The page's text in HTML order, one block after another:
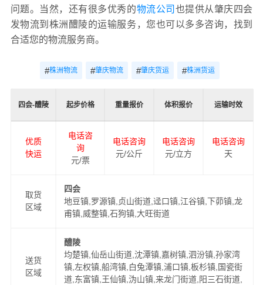
问题。当然，还有很多优秀的物流公司 也提供从肇庆四会
发物流到株洲醴陵的运输服务，您也可以多多咨询，找到
合适您的物流服务商。
#株洲物流 #肇庆物流 #肇庆货运 #株洲货运
四会-醴陵 起步价格 重量报价 体积报价 运输时效
优质
快运
电话咨
询
元/票
电话咨询
元/公斤
电话咨询
元/立方
电话咨询
天
取货
区域
四会
地豆镇,罗源镇,贞山街道,迳口镇,江谷镇,下茆镇,龙
甫镇,威整镇,石狗镇,大旺街道
送货
区域
醴陵
均楚镇,仙岳山街道,沈潭镇,嘉树镇,泗汾镇,孙家湾
镇,左权镇,船湾镇,白兔潭镇,浦口镇,板杉镇,国瓷街
道,东富镇,王仙镇,沩山镇,来龙门街道,阳三石街道,